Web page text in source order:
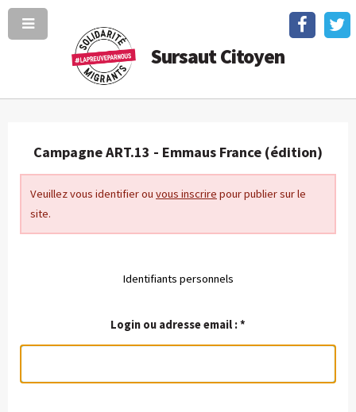
Sursaut Citoyen
Campagne ART.13 - Emmaus France (édition)
Veuillez vous identifier ou vous inscrire pour publier sur le
site.
Identifiants personnels
Login ou adresse email :*